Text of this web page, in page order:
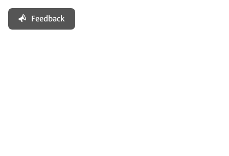
Feedback